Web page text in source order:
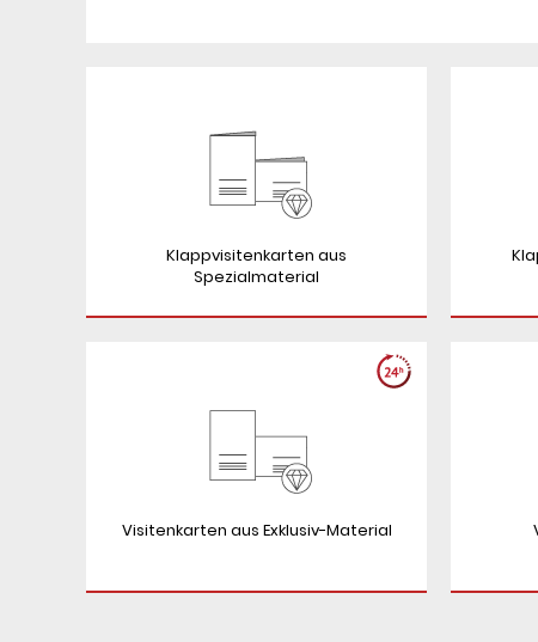
Klappvisitenkarten aus
Spezialmaterial
Visitenkarten aus Exklusiv-Material